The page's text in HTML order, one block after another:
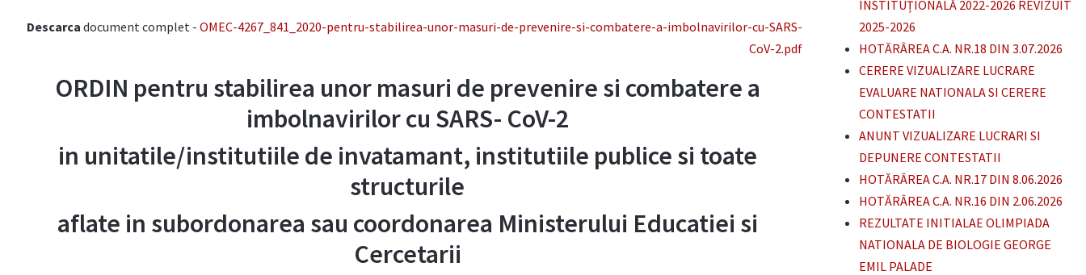
Descarca document complet - OMEC-4267_841_2020-pentru-stabilirea-unor-masuri-de-prevenire-si-combatere-a-imbolnavirilor-cu-SARS-
CoV-2.pdf
ORDIN pentru stabilirea unor masuri de prevenire si combatere a
imbolnavirilor cu SARS- CoV-2
in unitatile/institutiile de invatamant, institutiile publice si toate
structurile
aflate in subordonarea sau coordonarea Ministerului Educatiei si
Cercetarii
INSTITUȚIONALĂ 2022-2026 REVIZUIT
2025-2026
HOTĂRÂREA C.A. NR.18 DIN 3.07.2026
CERERE VIZUALIZARE LUCRARE
EVALUARE NATIONALA SI CERERE
CONTESTATII
ANUNT VIZUALIZARE LUCRARI SI
DEPUNERE CONTESTATII
HOTĂRÂREA C.A. NR.17 DIN 8.06.2026
HOTĂRÂREA C.A. NR.16 DIN 2.06.2026
REZULTATE INITIALAE OLIMPIADA
NATIONALA DE BIOLOGIE GEORGE
EMIL PALADE